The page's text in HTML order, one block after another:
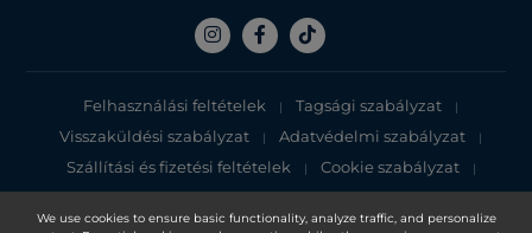
We use cookies to ensure basic functionality, analyze traffic, and personalize
Felhasználási feltételek | Tagsági szabályzat |
Visszaküldési szabályzat | Adatvédelmi szabályzat |
Szállítási és fizetési feltételek | Cookie szabályzat |
Adatvédelmi tájékoztató